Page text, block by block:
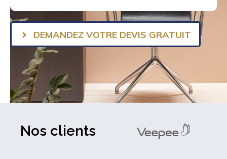
DEMANDEZ VOTRE DEVIS GRATUIT
Nos clients